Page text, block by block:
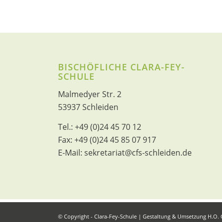
BISCHÖFLICHE CLARA-FEY-
SCHULE
Malmedyer Str. 2
53937 Schleiden
Tel.:+49 (0)24 45 70 12
Fax:+49 (0)24 45 85 07 917
E-Mail:sekretariat@cfs-schleiden.de
© Copyright - Clara-Fey-Schule | Gestaltung & Umsetzung H.O.